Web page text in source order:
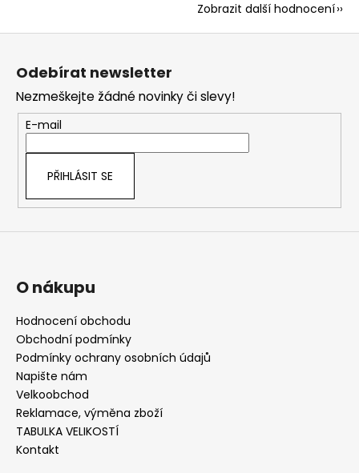
Zobrazit další hodnocení
Z
Odebírat newsletter
Nezmeškejte žádné novinky či slevy!
E-mail
PŘIHLÁSIT SE
O nákupu
Hodnocení obchodu
Obchodní podmínky
Podmínky ochrany osobních údajů
Napište nám
Velkoobchod
Reklamace, výměna zboží
TABULKA VELIKOSTÍ
Kontakt